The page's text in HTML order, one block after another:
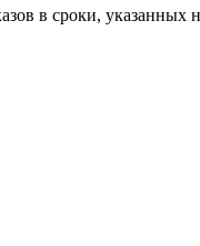
в сроки, указанных